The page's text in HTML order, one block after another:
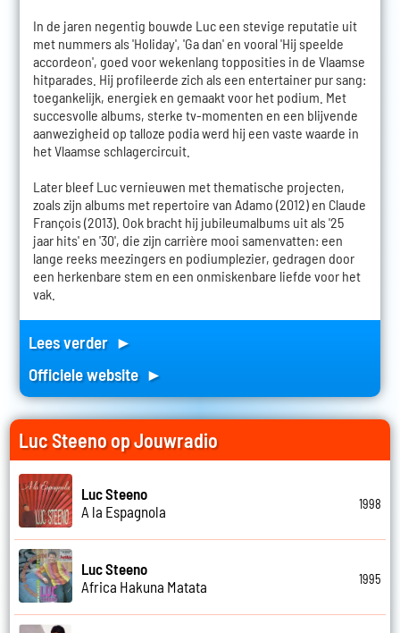
In de jaren negentig bouwde Luc een stevige reputatie uit
met nummers als 'Holiday', 'Ga dan' en vooral 'Hij speelde
accordeon', goed voor wekenlang topposities in de Vlaamse
hitparades. Hij profileerde zich als een entertainer pur sang:
toegankelijk, energiek en gemaakt voor het podium. Met
succesvolle albums, sterke tv-momenten en een blijvende
aanwezigheid op talloze podia werd hij een vaste waarde in
het Vlaamse schlagercircuit.
Later bleef Luc vernieuwen met thematische projecten,
zoals zijn albums met repertoire van Adamo (2012) en Claude
François (2013). Ook bracht hij jubileumalbums uit als '25
jaar hits' en '30', die zijn carrière mooi samenvatten: een
lange reeks meezingers en podiumplezier, gedragen door
een herkenbare stem en een onmiskenbare liefde voor het
vak.
Lees verder ►
Officiele website ►
Luc Steeno op Jouwradio
Luc Steeno
A la Espagnola
1998
Luc Steeno
Africa Hakuna Matata
1995